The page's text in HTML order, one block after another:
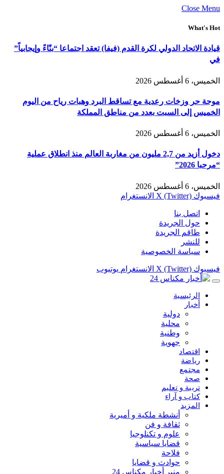
Close Menu
What's Hot
قيادة الاتحاد الدولي لكرة القدم (فيفا) تعقد اجتماعا “بنّاءً وإيجابياً”
في
الخميس، 6 أغسطس 2026
موجة حر وزخات رعدية مع تساقط البرد وهبات رياح من اليوم
الخميس إلى السبت بعدد من مناطق المملكة
الخميس، 6 أغسطس 2026
دخول أزيد من 2,7 مليون من مغاربة العالم منذ انطلاق عملية
“مرحبا 2026”
الخميس، 6 أغسطس 2026
فيسبوك X (Twitter) الانستغرام
اتصل بنا
حول الجريدة
طاقم الجريدة
للنشر
سياسة الخصوصية
فيسبوك X (Twitter) الانستغرام يوتيوب
الرئيسية
أخبار
دولية
محلية
وطنية
جهوية
اقتصاد
رياضة
مجتمع
صحة
تربية و تعليم
كتاب و آراء
المزيد
أنشطة ملكية و أميرية
ثقافة و فن
علوم و تكنلوجيا
قضايا سياسية
فلاحة
حوادث و قضايا
منبر أخبار مكناس 24